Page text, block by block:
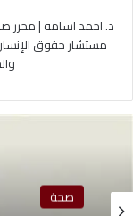
د. احمد اسامه | محرر
مستشار حقوق
صحة